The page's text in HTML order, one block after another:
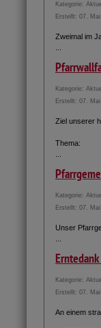
Kategorie:
Erstellt: 07.
Zweimal im
Kategorie:
Erstellt: 07.
Ziel unserer
Thema:
Kategorie:
Erstellt: 07.
Unser
Kategorie:
Erstellt: 07.
An einem